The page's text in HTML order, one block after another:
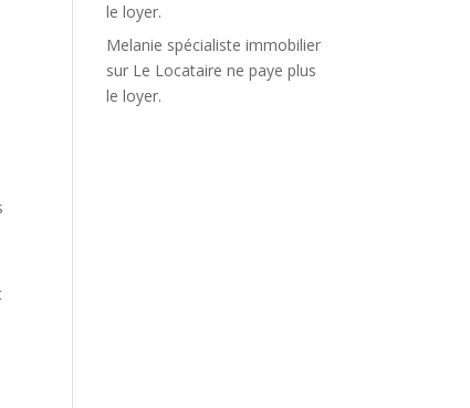
le loyer.
Melanie spécialiste immobilier
sur Le Locataire ne paye plus
le loyer.